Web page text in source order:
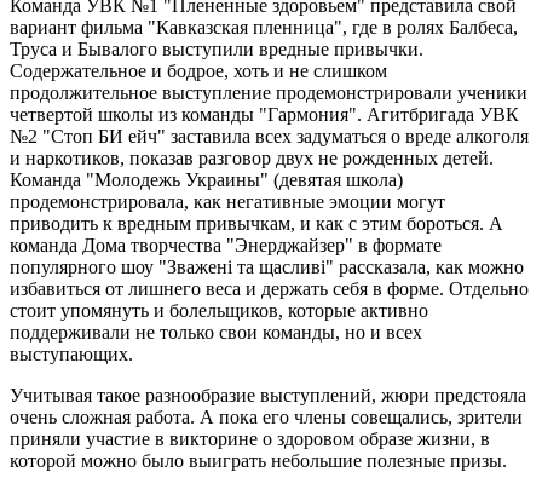
Команда УВК №1 "Плененные здоровьем" представила свой
вариант фильма "Кавказская пленница", где в ролях Балбеса,
Труса и Бывалого выступили вредные привычки.
Содержательное и бодрое, хоть и не слишком
продолжительное выступление продемонстрировали ученики
четвертой школы из команды "Гармония". Агитбригада УВК
№2 "Стоп БИ ейч" заставила всех задуматься о вреде алкоголя
и наркотиков, показав разговор двух не рожденных детей.
Команда "Молодежь Украины" (девятая школа)
продемонстрировала, как негативные эмоции могут
приводить к вредным привычкам, и как с этим бороться. А
команда Дома творчества "Энерджайзер" в формате
популярного шоу "Зважені та щасливі" рассказала, как можно
избавиться от лишнего веса и держать себя в форме. Отдельно
стоит упомянуть и болельщиков, которые активно
поддерживали не только свои команды, но и всех
выступающих.
Учитывая такое разнообразие выступлений, жюри предстояла
очень сложная работа. А пока его члены совещались, зрители
приняли участие в викторине о здоровом образе жизни, в
которой можно было выиграть небольшие полезные призы.